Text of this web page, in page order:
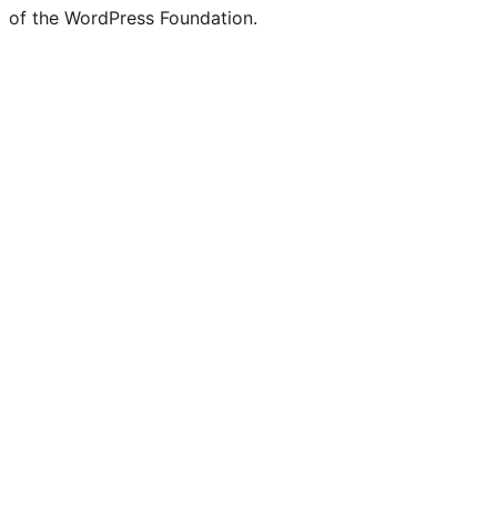
of the WordPress Foundation.